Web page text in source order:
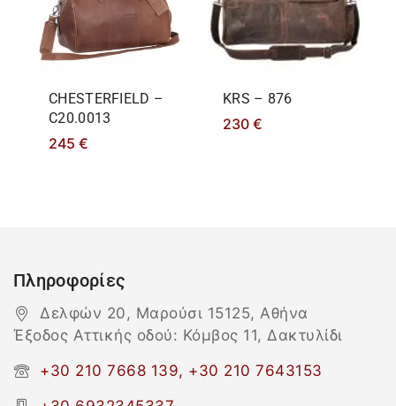
CHESTERFIELD –
C20.0013
245 €
KRS – 876
230 €
Πληροφορίες
Δελφών 20, Μαρούσι 15125, Αθήνα
Έξοδος Αττικής οδού: Κόμβος 11, Δακτυλίδι
+30 210 7668 139, +30 210 7643153